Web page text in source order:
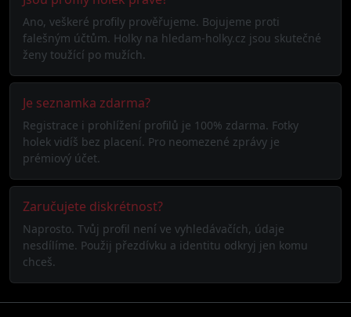
Ano, veškeré profily prověřujeme. Bojujeme proti
falešným účtům. Holky na hledam-holky.cz jsou skutečné
ženy toužící po mužích.
Je seznamka zdarma?
Registrace i prohlížení profilů je 100% zdarma. Fotky
holek vidíš bez placení. Pro neomezené zprávy je
prémiový účet.
Zaručujete diskrétnost?
Naprosto. Tvůj profil není ve vyhledávačích, údaje
nesdílíme. Použij přezdívku a identitu odkryj jen komu
chceš.